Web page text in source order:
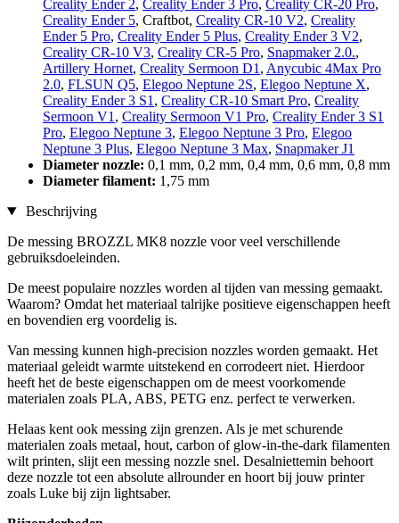
Creality Ender 2, Creality Ender 3 Pro, Creality CR-20 Pro,
Creality Ender 5, Craftbot, Creality CR-10 V2, Creality
Ender 5 Pro, Creality Ender 5 Plus, Creality Ender 3 V2,
Creality CR-10 V3, Creality CR-5 Pro, Snapmaker 2.0.,
Artillery Hornet, Creality Sermoon D1 , Anycubic 4Max Pro
2.0, FLSUN Q5, Elegoo Neptune 2S, Elegoo Neptune X,
Creality Ender 3 S1 , Creality CR-10 Smart Pro, Creality
Sermoon V1 , Creality Sermoon V1 Pro, Creality Ender 3 S1
Pro, Elegoo Neptune 3, Elegoo Neptune 3 Pro, Elegoo
Neptune 3 Plus, Elegoo Neptune 3 Max, Snapmaker J1
Diameter nozzle: 0,1 mm, 0,2 mm, 0,4 mm, 0,6 mm, 0,8 mm
Diameter filament: 1,75 mm
Beschrijving
De messing BROZZL MK8 nozzle voor veel verschillende
gebruiksdoeleinden.
De meest populaire nozzles worden al tijden van messing gemaakt.
Waarom? Omdat het materiaal talrijke positieve eigenschappen heeft
en bovendien erg voordelig is.
Van messing kunnen high-precision nozzles worden gemaakt. Het
materiaal geleidt warmte uitstekend en corrodeert niet. Hierdoor
heeft het de beste eigenschappen om de meest voorkomende
materialen zoals PLA, ABS, PETG enz. perfect te verwerken.
Helaas kent ook messing zijn grenzen. Als je met schurende
materialen zoals metaal, hout, carbon of glow-in-the-dark filamenten
wilt printen, slijt een messing nozzle snel. Desalniettemin behoort
deze nozzle tot een absolute allrounder en hoort bij jouw printer
zoals Luke bij zijn lightsaber.